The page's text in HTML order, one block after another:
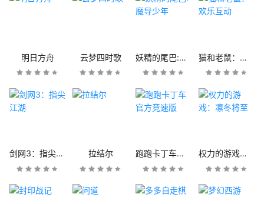
明日方舟 云梦四时歌 妖精的尾巴:魔导少年 猫和老鼠：欢乐互动
剑网3：指尖江湖 拉结尔 跑跑卡丁车官方竞速版 权力的游戏：凛冬将至